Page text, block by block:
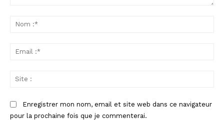
Enregistrer mon nom, email et site web dans ce navigateur
pour la prochaine fois que je commenterai.